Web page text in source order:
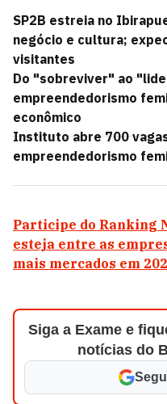
SP2B estreia no
negócio e cultura;
visitantes
Do "sobreviver" ao
empreendedorismo
econômico
Instituto abre 700
empreendedorismo
Participe do Ranking
esteja entre as
mais mercados em
Siga a Exame e
notícias do